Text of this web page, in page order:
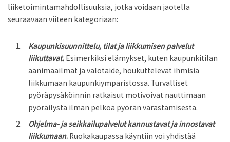
liiketoimintamahdollisuuksia, jotka voidaan jaotella
seuraavaan viiteen kategoriaan:
Kau­punkisuunnittelu, tilat ja liikkumisen palvelut
liikuttavat. Esimerkiksi elämykset, kuten kaupunkitilan
äänimaailmat ja valotaide, houkuttelevat ihmisiä
liikkumaan kaupunkiympäristössä. Turvalliset
pyöräpysäköinnin ratkaisut motivoi­vat nauttimaan
pyöräilystä ilman pelkoa pyörän varastamisesta.
Ohjelma- ja seikkailupalvelut kannustavat ja innostavat
liikkumaan. Ruokakaupassa käyntiin voi yhdistää